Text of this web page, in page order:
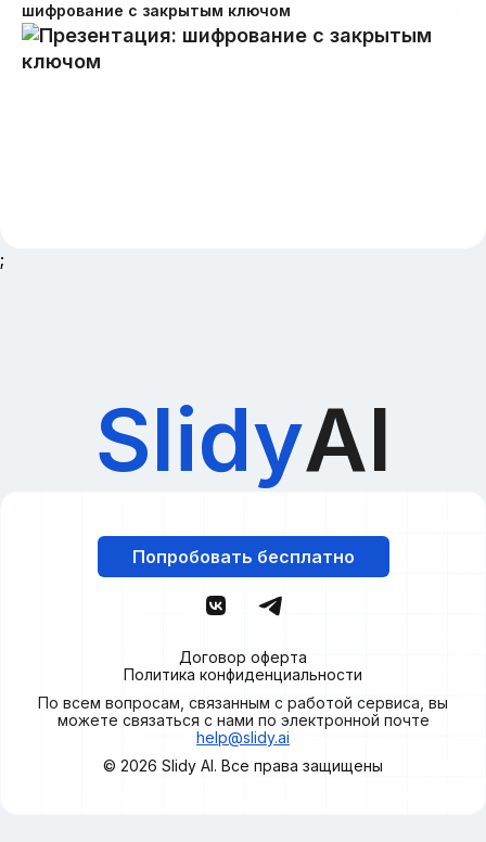
шифрование с закрытым ключом
;
SlidyAI
Попробовать бесплатно
Договор оферта
Политика конфиденциальности
По всем вопросам, связанным с работой сервиса, вы
можете связаться с нами по электронной почте
help@slidy.ai
© 2026 Slidy AI. Все права защищены